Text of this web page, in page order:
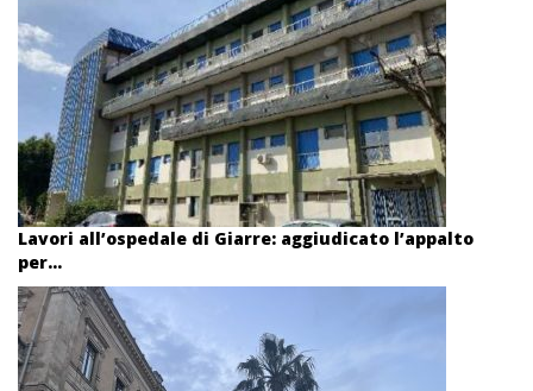
Lavori all’ospedale di Giarre: aggiudicato l’appalto
per...